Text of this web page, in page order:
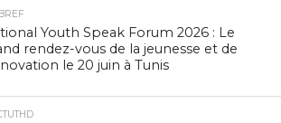
Youth Speak Forum 2026 : Le
rendez-vous de la jeunesse et de
le 20 juin à Tunis